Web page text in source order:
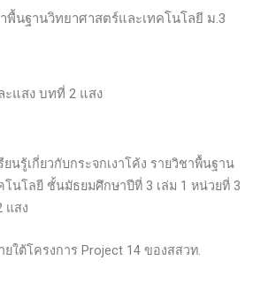
พื้นฐานวิทยาศาสตร์และเทคโนโลยี ม.3
แสง บทที่ 2 แสง
นรู้เกี่ยวกับกระจกเงาโค้ง รายวิชาพื้นฐาน
โนโลยี ชั้นมัธยมศึกษาปีที่ 3 เล่ม 1 หน่วยที่ 3
แสง
ใต้โครงการ Project 14 ของสสวท.